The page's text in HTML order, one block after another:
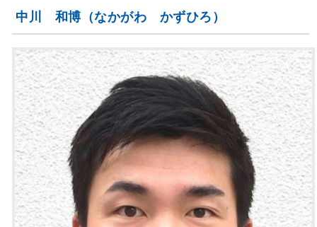
中川 和博（なかがわ かずひろ）